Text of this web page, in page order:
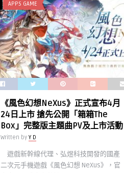
APPS GAME
《風色幻想NeXus》正式宣布4月
24日上市 搶先公開「箱箱The
Box」完整版主題曲PV及上市活動
Written by Y D
遊戲新幹線代理、弘煜科技開發的國產
二次元手機遊戲《風色幻想 NeXus》，官